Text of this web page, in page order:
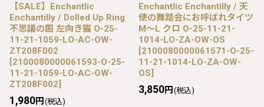
【SALE】Enchantlic
Enchantilly / Dolled Up Ring
不思議の国 左向き猫 O-25-
11-21-1059-LO-AC-OW-
ZT208F002
[2100080000061593-O-25-
11-21-1059-LO-AC-OW-
ZT208F002]
1,980円 (税込)
Enchantlic Enchantilly / 天
使の舞踏会にお呼ばれタイツ
M〜L クロ O-25-11-21-
1014-LO-ZA-OW-OS
[2100080000061571-O-25-
11-21-1014-LO-ZA-OW-
OS]
3,850円 (税込)